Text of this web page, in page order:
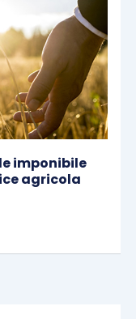
imponibile
agricola